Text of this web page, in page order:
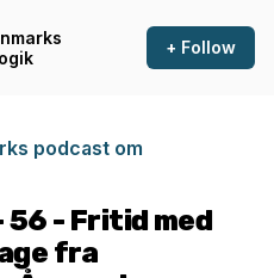
+ Follow
podcast om
56 - Fritid med
fra